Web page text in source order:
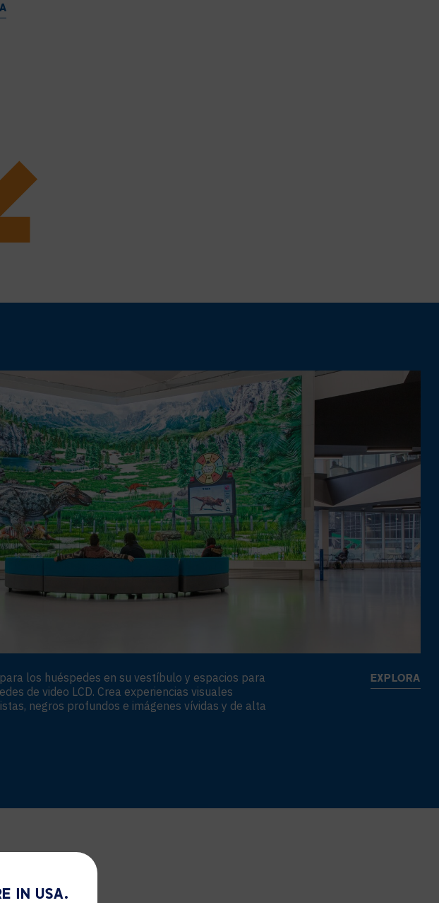
los huéspedes en su vestíbulo y espacios para
de video LCD. Crea experiencias visuales
negros profundos e imágenes vívidas y de alta
EXPLORA
IN USA.